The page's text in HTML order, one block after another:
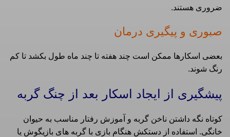
ضروری هستند.
صبوری و پیگیری درمان
بعضی اسکارها ممکن است چند هفته تا چند ماه طول بکشد تا کم‌
رنگ شوند.
پیشگیری از ایجاد اسکار بعد از چنگ گربه
کوتاه نگه داشتن ناخن گربه و آموزش رفتار مناسب به حیوان
خانگی. استفاده از دستکش هنگام بازی با گربه‌ های بازیگوش یا